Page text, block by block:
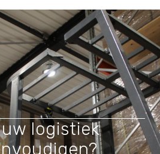
logistiek